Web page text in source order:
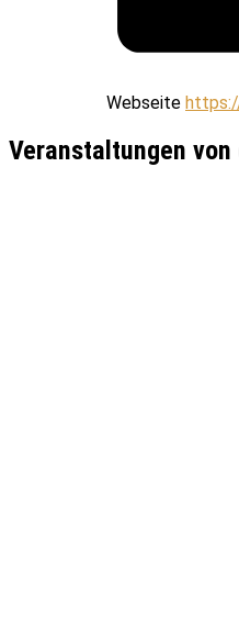
Webseite
Veranstaltungen